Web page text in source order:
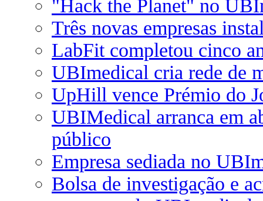
"Hack the Planet" no
Três novas empresas
LabFit completou cinco
UBImedical cria rede de
UpHill vence Prémio do
UBIMedical arranca em
público
Empresa sediada no
Bolsa de investigação e